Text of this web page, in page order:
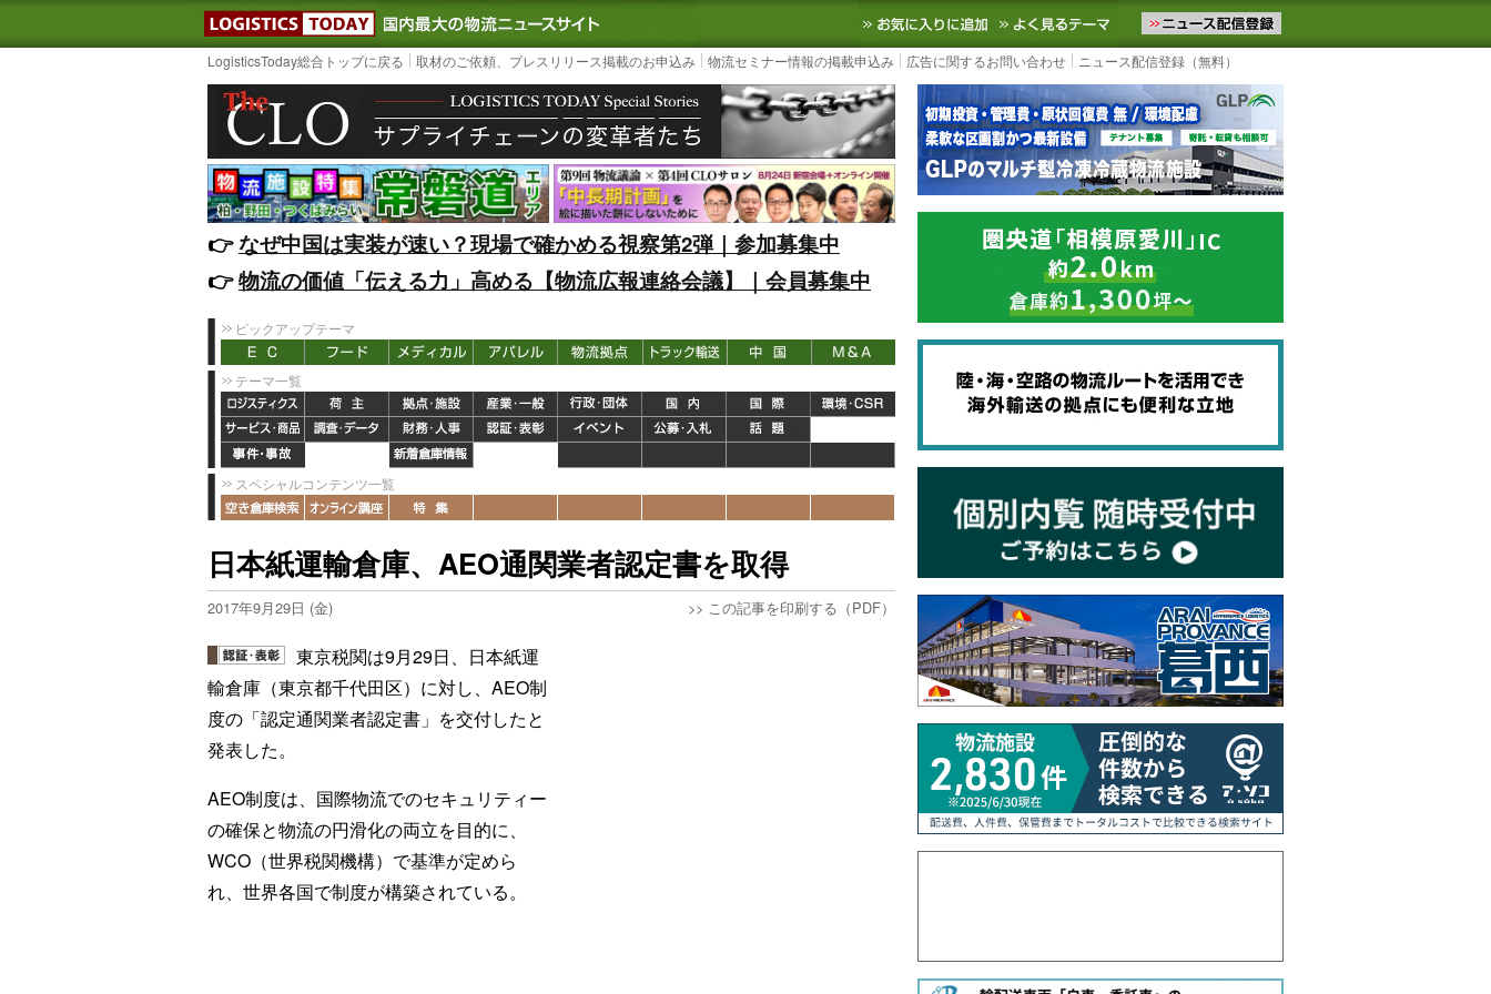
LOGISTICS TODAY｜国内最大の物流ニュースサイト3PL, SCMなど国内外の最新の物流ニュースをお届けします。物流ニュースメール配信を登録す
お気に入りに追加 よく見るテーマ
LogisticsToday総合トップに戻る 取材のご依頼、プレスリリース掲載のお申込み 物流セミナー情報の掲載申込み 広告に関するお問い合わせ ニュース配信登録（無料）
👉️なぜ中国は実装が速い？現場で確かめる視察第2弾｜参加募集中
👉️物流の価値「伝える力」高める【物流広報連絡会議】｜会員募集中
ピックアップテーマ
テーマ一覧
スペシャルコンテンツ一覧
日本紙運輸倉庫、AEO通関業者認定書を取得
2017年9月29日 (金) >> この記事を印刷する（PDF）
東京税関は9月29日、日本紙運
輸倉庫（東京都千代田区）に対し、AEO制
度の「認定通関業者認定書」を交付したと
発表した。
AEO制度は、国際物流でのセキュリティー
の確保と物流の円滑化の両立を目的に、
WCO（世界税関機構）で基準が定めら
れ、世界各国で制度が構築されている。